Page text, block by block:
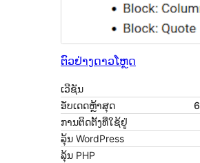
ຕົວຢ່າງດາວໂຫຼດ
ເວີຊັນ
ອັບເດດຫຼ້າສຸດ
ການຕິດຕັ້ງທີ່ໃຊ້ຢູ່
ລຸ້ນ WordPress
ລຸ້ນ PHP